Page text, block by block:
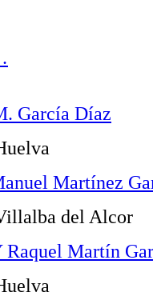
García Díaz
Martínez
del Alcor
Raquel Martín